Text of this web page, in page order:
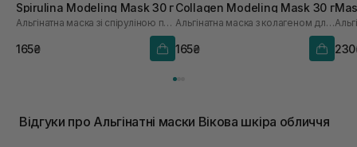
Spirulina Modeling Mask 30 г
Альгінатна маска зі спіруліною проти набряків
165₴
Collagen Modeling Mask 30 г
Альгінатна маска з колагеном для пружності
165₴
Відгуки про Альгінатні маски Вікова шкіра обличчя